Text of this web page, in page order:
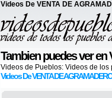
Videos De VENTA DE
Tambien puedes ver en
Videos de Pueblos: Videos de los
Videos De VENTA DE